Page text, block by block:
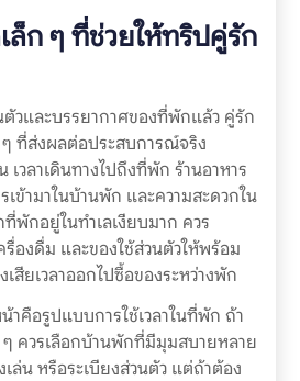
ล็ก ๆ ที่ช่วยให้ทริปคู่รัก
วและบรรยากาศของที่พักแล้ว คู่รัก
ๆ ที่ส่งผลต่อประสบการณ์จริง
เวลาเดินทางไปถึงที่พัก ร้านอาหาร
เข้ามาในบ้านพัก และความสะดวกใน
พักอยู่ในทำเลเงียบมาก ควร
รื่องดื่ม และของใช้ส่วนตัวให้พร้อม
สียเวลาออกไปซื้อของระหว่างพัก
าคือรูปแบบการใช้เวลาในที่พัก ถ้า
ควรเลือกบ้านพักที่มีมุมสบายหลาย
ล่น หรือระเบียงส่วนตัว แต่ถ้าต้อง